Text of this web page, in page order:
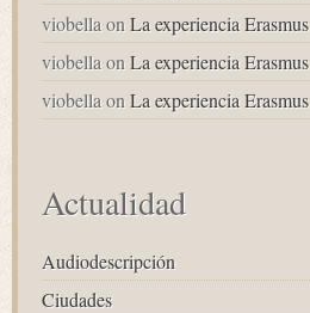
viobellaonLa experiencia Erasmus
viobellaonLa experiencia Erasmus
viobellaonLa experiencia Erasmus
Actualidad
Audiodescripción
Ciudades